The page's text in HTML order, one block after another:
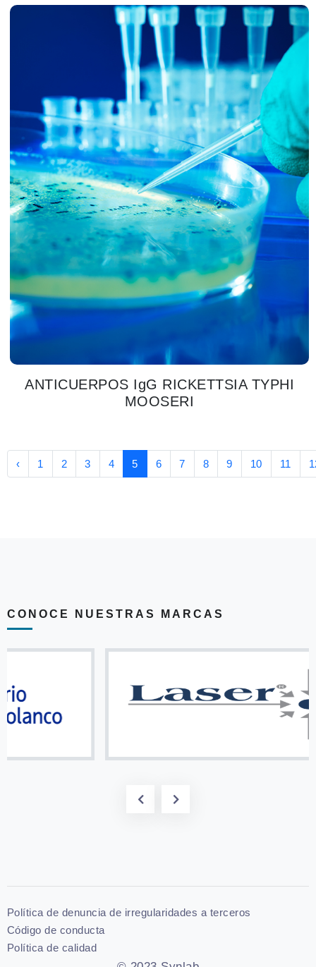
ANTICUERPOS IgG RICKETTSIA TYPHI
MOOSERI
‹ 1 2 3 4 5 6 7 8 9 10 11
CONOCE NUESTRAS MARCAS
Política de denuncia de irregularidades a terceros
Código de conducta
Política de calidad